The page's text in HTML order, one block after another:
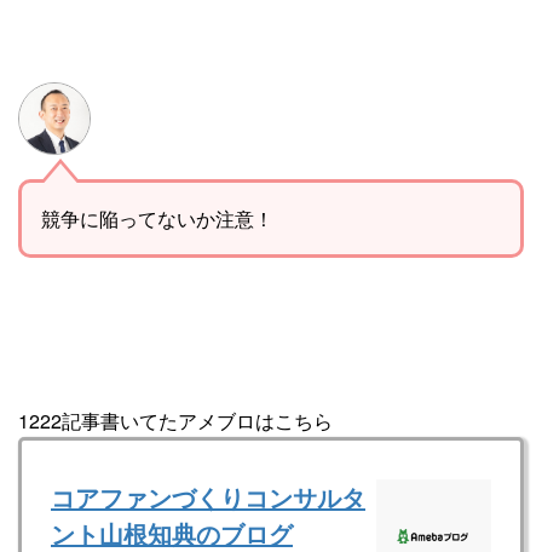
競争に陥ってないか注意！
1222記事書いてたアメブロはこちら
コアファンづくりコンサルタ
ント山根知典のブログ